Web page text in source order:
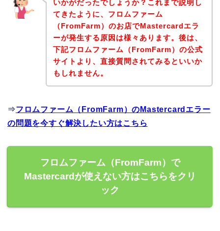
いかがだったでしょうか？これまで説明し
てきたように、フロムファーム
（FromFarm）のお店でMastercardエラ
ーが発生する原因は様々あります。後は、
下記フロムファーム（FromFarm）の公式
サイトより、直接質問されてみるといいか
もしれません。
⇒フロムファーム（FromFarm）のMastercardエラー
の問題を今すぐ解決したい方はこちら
フロムファーム（FromFarm）で
Mastercardが使えない方はこちらをクリ
ック